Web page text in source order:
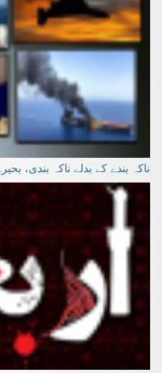
ناکہ بندے کے بدلے ناکہ بندی،